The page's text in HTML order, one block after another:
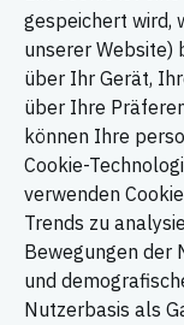
gespeichert wird,
unserer Website)
über Ihr Gerät,
über Ihre
können Ihre
Cookie-
verwenden
Trends zu
Bewegungen der
und
Nutzerbasis als